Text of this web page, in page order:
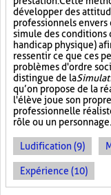
développer des
professionnels
simule des conditions
handicap physique)
ressentir ce que ces
problèmes d'ordre
distingue de la
qu’on propose de la
l'élève joue son
professionnelle
rôle ou un personnage.
Ludification (9)
Expérience (10)